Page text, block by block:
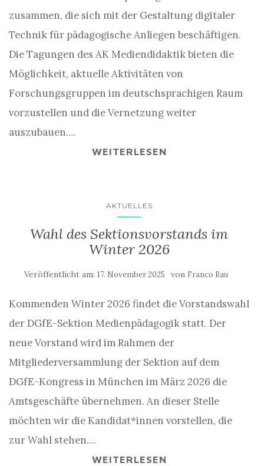
zusammen, die sich mit der Gestaltung digitaler
Technik für pädagogische Anliegen beschäftigen.
Die Tagungen des AK Mediendidaktik bieten die
Möglichkeit, aktuelle Aktivitäten von
Forschungsgruppen im deutschsprachigen Raum
vorzustellen und die Vernetzung weiter
auszubauen.…
WEITERLESEN
AKTUELLES
Wahl des Sektionsvorstands im
Winter 2026
Veröffentlicht am: 17. November 2025 von Franco Rau
Kommenden Winter 2026 findet die Vorstandswahl
der DGfE-Sektion Medienpädagogik statt. Der
neue Vorstand wird im Rahmen der
Mitgliederversammlung der Sektion auf dem
DGfE-Kongress in München im März 2026 die
Amtsgeschäfte übernehmen. An dieser Stelle
möchten wir die Kandidat*innen vorstellen, die
zur Wahl stehen.…
WEITERLESEN